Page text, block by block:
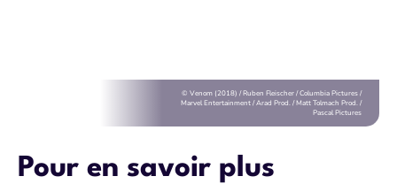
© Venom (2018) / Ruben Fleischer / Columbia Pictures /
Marvel Entertainment / Arad Prod. / Matt Tolmach Prod. /
Pascal Pictures
Pour en savoir plus